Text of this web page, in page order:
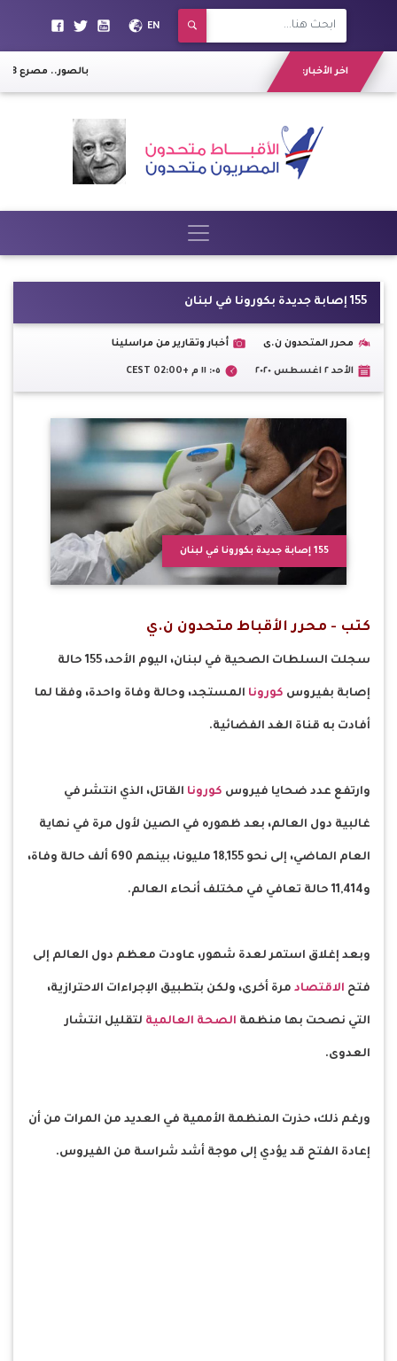
EN
اخر الأخبار: بالصور.. مصرع 8 ونجاة 7 آخرين في انقلاب "ميكروباص" بترعة المريوطية
155 إصابة جديدة بكورونا في لبنان
محرر المتحدون ن.ى أخبار وتقارير من مراسلينا
الأحد ٢ اغسطس ٢٠٢٠ ٠٥: ١١ م +02:00 CEST
155 إصابة جديدة بكورونا في لبنان
كتب - محرر الأقباط متحدون ن.ي
سجلت السلطات الصحية في لبنان، اليوم الأحد، 155 حالة
إصابة بفيروس كورونا المستجد، وحالة وفاة واحدة، وفقا لما
أفادت به قناة الغد الفضائية.
وارتفع عدد ضحايا فيروس كورونا القاتل، الذي انتشر في
غالبية دول العالم، بعد ظهوره في الصين لأول مرة في نهاية
العام الماضي، إلى نحو 18,155 مليونا، بينهم 690 ألف حالة وفاة،
و11,414 حالة تعافي في مختلف أنحاء العالم.
وبعد إغلاق استمر لعدة شهور، عاودت معظم دول العالم إلى
فتح الاقتصاد مرة أخرى، ولكن بتطبيق الإجراءات الاحترازية،
التي نصحت بها منظمة الصحة العالمية لتقليل انتشار
العدوى.
ورغم ذلك، حذرت المنظمة الأممية في العديد من المرات من أن
إعادة الفتح قد يؤدي إلى موجة أشد شراسة من الفيروس.